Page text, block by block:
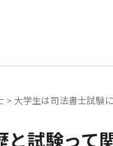
>大学生は司法書士試験
試験って